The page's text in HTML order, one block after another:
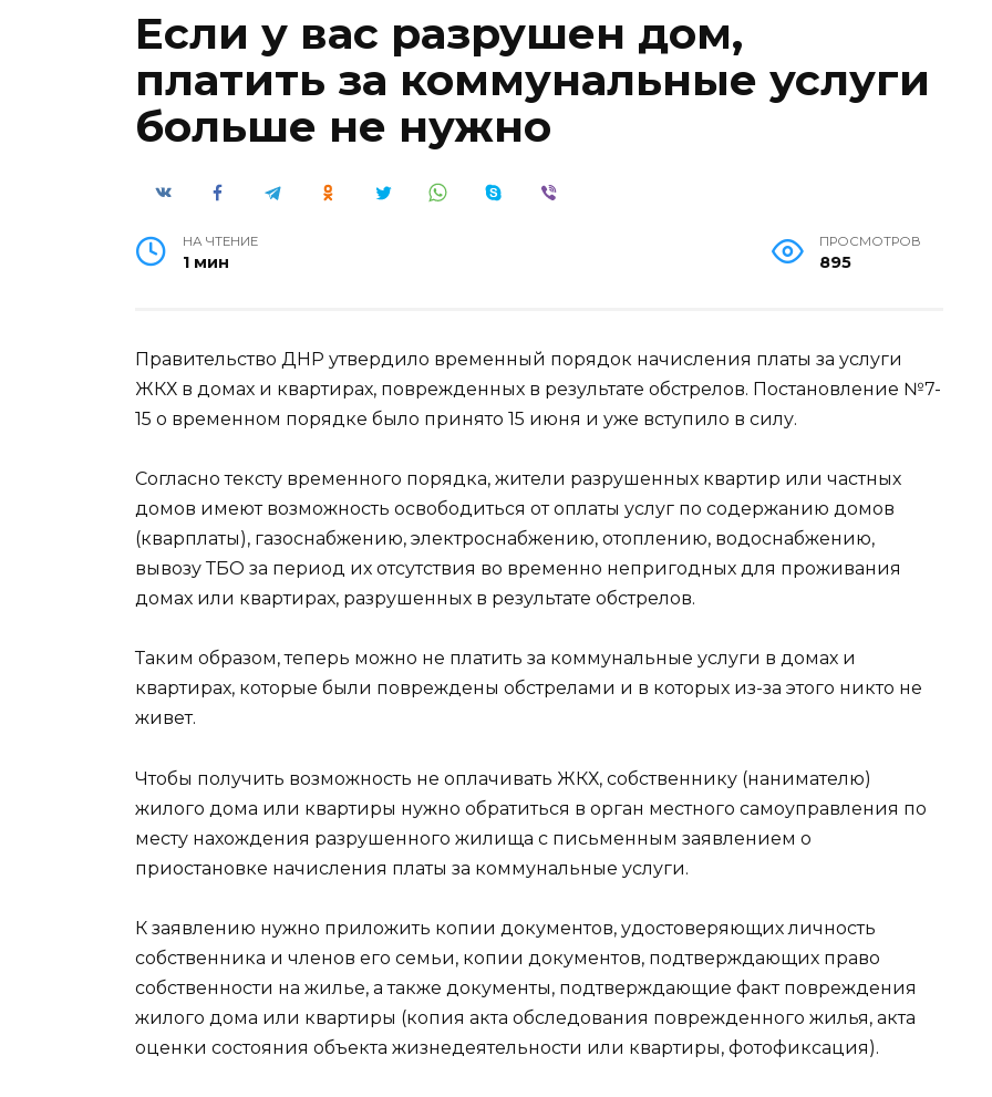
Если у вас разрушен дом,
платить за коммунальные услуги
больше не нужно
НА ЧТЕНИЕ
1 мин
ПРОСМОТРОВ
895
Правительство ДНР утвердило временный порядок начисления платы за услуги
ЖКХ в домах и квартирах, поврежденных в результате обстрелов. Постановление №7-
15 о временном порядке было принято 15 июня и уже вступило в силу.
Согласно тексту временного порядка, жители разрушенных квартир или частных
домов имеют возможность освободиться от оплаты услуг по содержанию домов
(кварплаты), газоснабжению, электроснабжению, отоплению, водоснабжению,
вывозу ТБО за период их отсутствия во временно непригодных для проживания
домах или квартирах, разрушенных в результате обстрелов.
Таким образом, теперь можно не платить за коммунальные услуги в домах и
квартирах, которые были повреждены обстрелами и в которых из-за этого никто не
живет.
Чтобы получить возможность не оплачивать ЖКХ, собственнику (нанимателю)
жилого дома или квартиры нужно обратиться в орган местного самоуправления по
месту нахождения разрушенного жилища с письменным заявлением о
приостановке начисления платы за коммунальные услуги.
К заявлению нужно приложить копии документов, удостоверяющих личность
собственника и членов его семьи, копии документов, подтверждающих право
собственности на жилье, а также документы, подтверждающие факт повреждения
жилого дома или квартиры (копия акта обследования поврежденного жилья, акта
оценки состояния объекта жизнедеятельности или квартиры, фотофиксация).